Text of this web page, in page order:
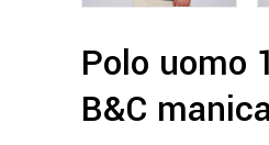
Polo uomo
B&C